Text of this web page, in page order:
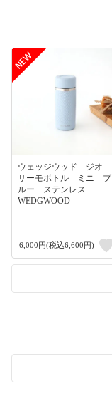
ウェッジウッド ジオ
サーモボトル ミニ ブ
ルー ステンレス
WEDGWOOD
6,000円(税込6,600円)